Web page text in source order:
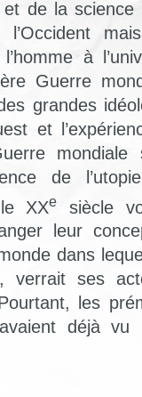
de la science
l’Occident
à
Guerre
grandes
et
mondiale
de
XXe
siècle
leur
dans
verrait ses
les
déjà